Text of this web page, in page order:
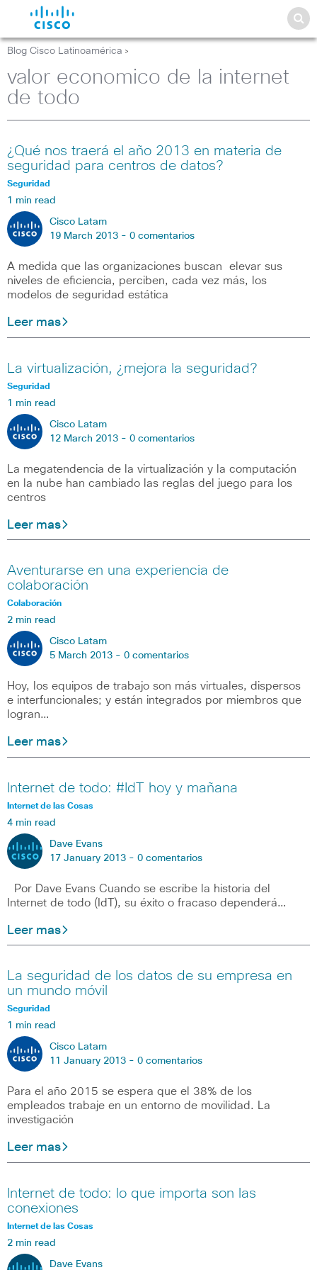
Blog Cisco Latinoamérica >
valor economico de la internet
de todo
¿Qué nos traerá el año 2013 en materia de
seguridad para centros de datos?
Seguridad
1 min read
Cisco Latam
19 March 2013 - 0 comentarios
A medida que las organizaciones buscan elevar sus
niveles de eficiencia, perciben, cada vez más, los
modelos de seguridad estática
Leer mas
La virtualización, ¿mejora la seguridad?
Seguridad
1 min read
Cisco Latam
12 March 2013 - 0 comentarios
La megatendencia de la virtualización y la computación
en la nube han cambiado las reglas del juego para los
centros
Leer mas
Aventurarse en una experiencia de
colaboración
Colaboración
2 min read
Cisco Latam
5 March 2013 - 0 comentarios
Hoy, los equipos de trabajo son más virtuales, dispersos
e interfuncionales; y están integrados por miembros que
logran…
Leer mas
Internet de todo: #IdT hoy y mañana
Internet de las Cosas
4 min read
Dave Evans
17 January 2013 - 0 comentarios
Por Dave Evans Cuando se escribe la historia del
Internet de todo (IdT), su éxito o fracaso dependerá…
Leer mas
La seguridad de los datos de su empresa en
un mundo móvil
Seguridad
1 min read
Cisco Latam
11 January 2013 - 0 comentarios
Para el año 2015 se espera que el 38% de los
empleados trabaje en un entorno de movilidad. La
investigación
Leer mas
Internet de todo: lo que importa son las
conexiones
Internet de las Cosas
2 min read
Dave Evans